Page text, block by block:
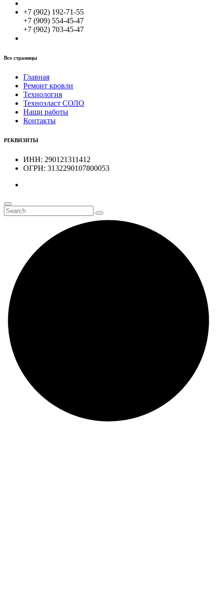
+7 (902) 192-71-55
+7 (909) 554-45-47
+7 (902) 703-45-47
Все страницы
Главная
Ремонт кровли
Технология
Техноэласт СОЛО
Наши работы
Контакты
РЕКВИЗИТЫ
ИНН: 290121311412
ОГРН: 3132290107800053